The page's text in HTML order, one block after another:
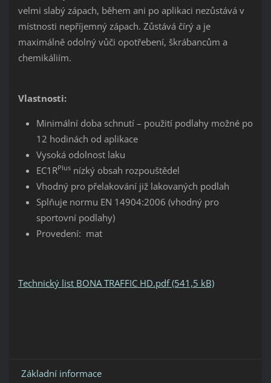
velmi slabý zápach, během ani po aplikaci nezůstává v
místnosti nepříjemný zápach. Zůstává čírý a je
maximálně odolný vůči opotřebení, škrábancům a
chemikáliím.
Vlastnosti:
Minimální doba schnutí – použití podlahy možné po
12 hodinách od aplikace
Vysoká odolnost laku
EC1RPlusnízký obsah rozpouštědel
Vhodný pro přelakování již lakovaných podlah
Splňuje normu EN 14904:2006 (vhodný pro
sportovní podlahy)
Provedení: mat
Technický list BONA TRAFFIC HD.pdf (541,5 kB)
Základní informace